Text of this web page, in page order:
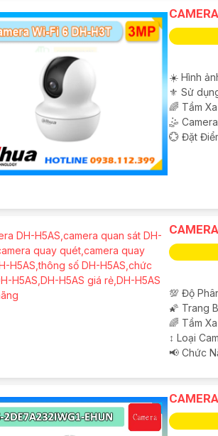
☀️ Hình
⚜️ Sử
🌈 Tầm
🤹
️💮 Đặt
💯 Độ
🌠 Trang
🌈 Tầm
↕️ Loại
️📢 Chức